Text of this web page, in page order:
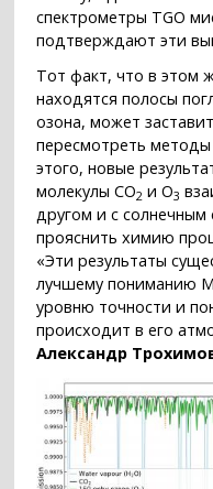
спектрометры TGO
подтверждают эти
Тот факт, что в этом
находятся полосы
озона, может
пересмотреть
этого, новые
молекулы CO2 и O3
другом и с
прояснить химию
«Эти результаты
лучшему пониманию
уровню точности и
происходит в его
Александр